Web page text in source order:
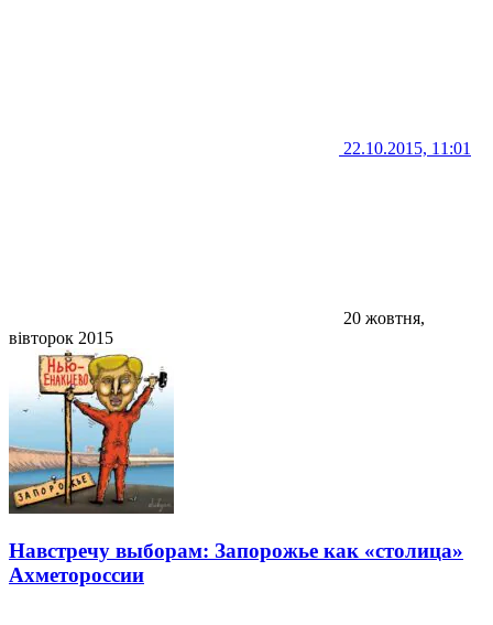
22.10.2015, 11:01
20 жовтня,
вівторок 2015
Навстречу выборам: Запорожье как «столица»
Ахметороссии